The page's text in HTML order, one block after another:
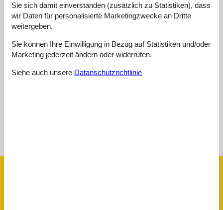
Unsere GästebewertungenExterne Bewertungen
4,0
Keine detaillierten externen Bewertungen
Sie sich damit einverstanden (zusätzlich zu Statistiken), dass
wir Daten für personalisierte Marketingzwecke an Dritte
weitergeben.
Sie können Ihre Einwilligung in Bezug auf Statistiken und/oder
Marketing jederzeit ändern oder widerrufen.
Siehe auch unsere Datanschutzrichtlinie